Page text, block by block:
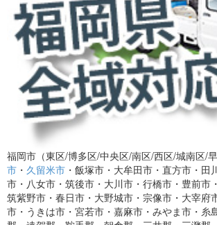
福岡市（東区/博多区/中央区/南区/西区/城南区/
市 ・ 久留米市 ・飯塚市・大牟田市・直方市・田
市・八女市・筑後市・大川市・行橋市・豊前市
筑紫野市・春日市・大野城市・宗像市・大宰府
市・うきは市・宮若市・嘉麻市・みやま市・糸